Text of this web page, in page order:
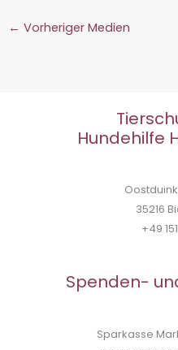
← Vorheriger Medien
Hundehilfe
35216
+49
Spenden-
Sparkasse